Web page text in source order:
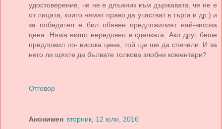
удостоверение, че не е длъжник към държавата, че не е
от лицата, които нямат право да участват в търга и др.) и
за победител е бил обявен предложилият най-висока
цена. Няма нищо нередовно в сделката. Ако друг беше
предложил по- висока цена, той ще ше да спечели. И за
него ли щяхте да бълвате толкова злобни коментари?
Отговор
Анонимен вторник, 12 юли, 2016